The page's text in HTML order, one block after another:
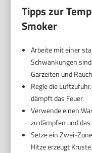
Tipps zur
Smoker
Arbeite mit einer
Schwankungen
Garzeiten und
Regle die
dämpft das Feuer.
Verwende einen
zu dämpfen und
Setze ein Zwei-
Hitze erzeugt